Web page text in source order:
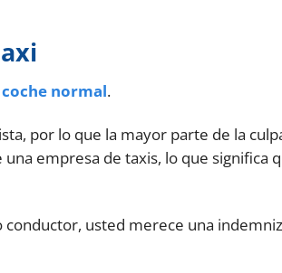
normal.
por lo que la mayor parte de la
empresa de taxis, lo que significa
usted merece una